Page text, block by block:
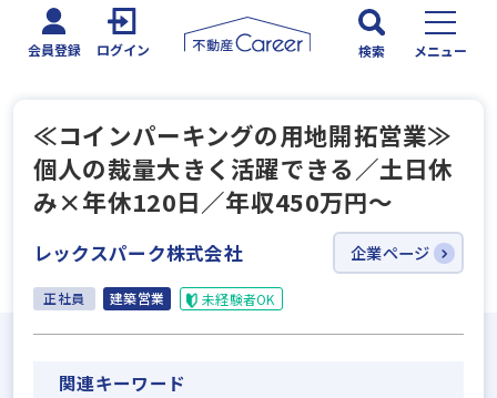
会員登録 ログイン 検索 メニュー
≪コインパーキングの用地開拓営業≫
個人の裁量大きく活躍できる／土日休
み×年休120日／年収450万円～
レックスパーク株式会社 企業ページ
正社員 建築営業 未経験者OK
関連キーワード